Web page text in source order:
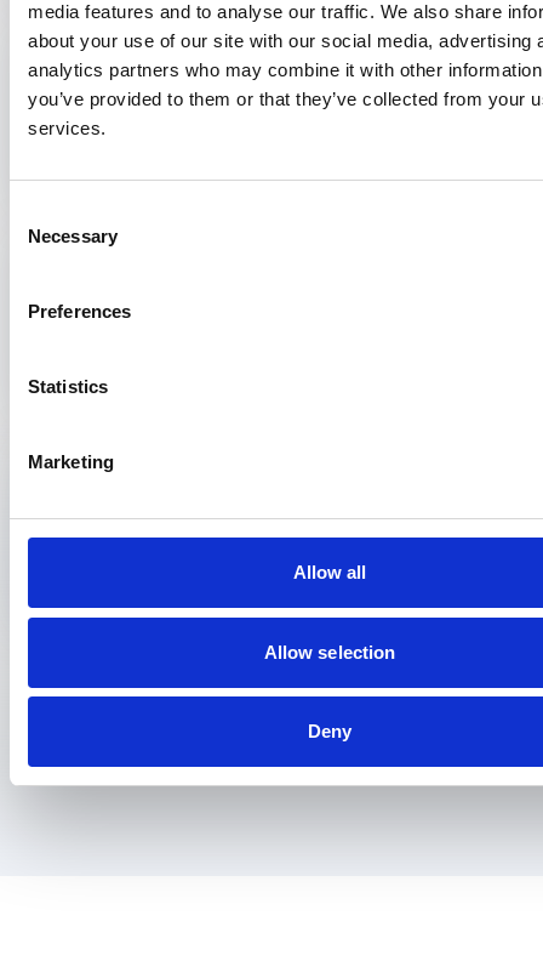
media features and to analyse our traffic. We also share
about your use of our site with our social media, advertising
analytics partners who may combine it with other
you’ve provided to them or that they’ve collected from your
services.
Selection
Necessary
Preferences
Statistics
Marketing
Allow all
Allow selection
Deny
Master of Public Health
Utrecht
01 september 2026
2 jaar
Verzekeringsarts
26 oktober 2026
Donorarts KNMG (eerste fase M+G)
01 maart 2027